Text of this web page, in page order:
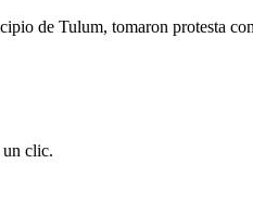
de Tulum, tomaron protesta
un clic.